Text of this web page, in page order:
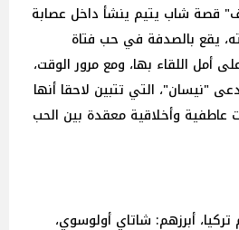
قصة شاب يتيم ينشأ داخل عصابة
يقع بالصدفة في حب فتاة
أمل اللقاء بها، ومع مرور الوقت،
"نيسان"، التي تتبين لاحقا أنها
عاطفية وأخلاقية معقدة بين الحب
أبرزهم: شاتاي أولوسوي،